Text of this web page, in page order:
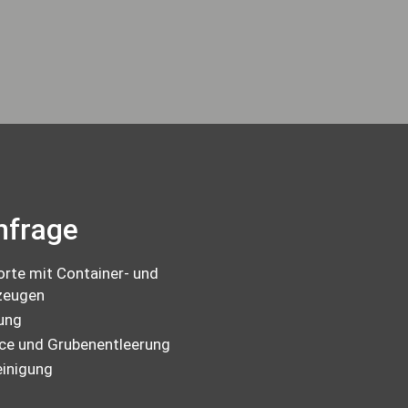
mit Container- und
und Grubenentleerung